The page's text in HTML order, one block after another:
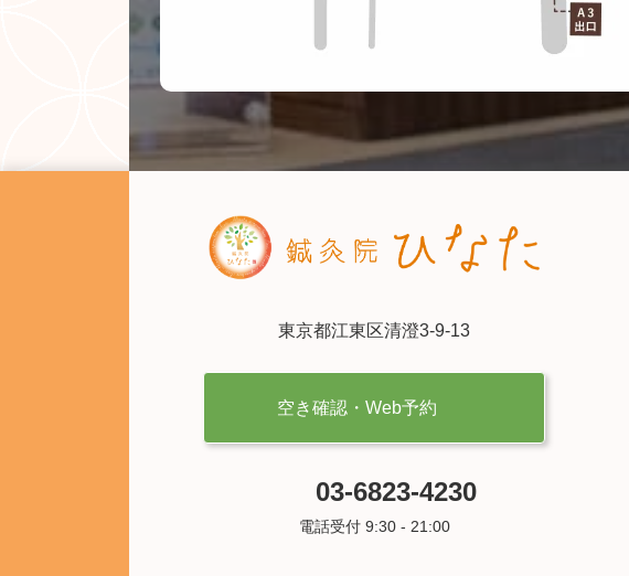
東京都江東区清澄3-9-13
空き確認・Web予約
03-6823-4230
電話受付 9:30 - 21:00